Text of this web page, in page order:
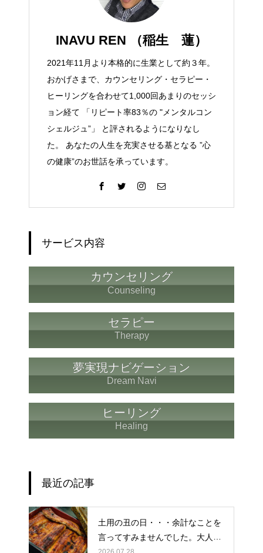
INAVU REN （稲生 蓮）
2021年11月より本格的に生業として約３年。
おかげさまで、カウンセリング・セラピー・
ヒーリングを合わせて1,000回あまりのセッシ
ョン経て 「リピート率83％の "メンタルコン
シェルジュ”」 と評されるようになりなし
た。 あなたの人生を充実させる基となる ”心
の健康”のお世話を承っています。
サービス内容
カウンセリング
Counseling
セラピー
Therapy
夢実現ナビゲーション
Dream Navi
ヒーリング
Healing
最近の記事
土用の丑の日・・・余計なことを
言ってすみませんでした。大人気